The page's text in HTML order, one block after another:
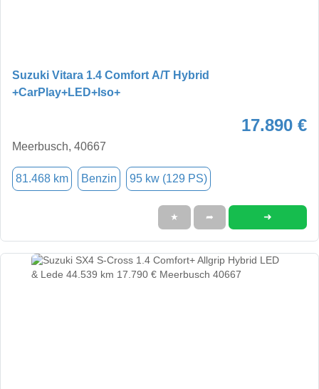
Suzuki Vitara 1.4 Comfort A/T Hybrid
+CarPlay+LED+Iso+
17.890 €
Meerbusch, 40667
81.468 km Benzin 95 kw (129 PS)
★ ➦ ➜